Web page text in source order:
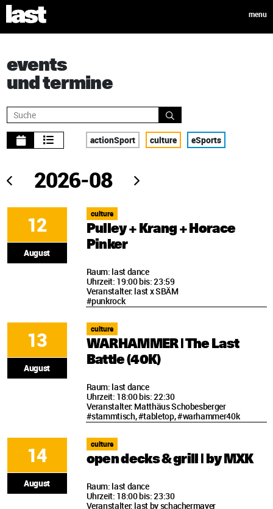
menu
events
und termine
actionSport culture eSports
12
August
culture
Pulley + Krang + Horace
Pinker
Raum: last dance
Uhrzeit: 19:00 bis: 23:59
Veranstalter: last x SBÄM
#punkrock
13
August
culture
WARHAMMER | The Last
Battle (40K)
Raum: last dance
Uhrzeit: 18:00 bis: 22:30
Veranstalter: Matthäus Schobesberger
#stammtisch, #tabletop, #warhammer40k
14
August
culture
open decks & grill | by MXK
Raum: last dance
Uhrzeit: 18:00 bis: 23:30
Veranstalter: last by schachermayer